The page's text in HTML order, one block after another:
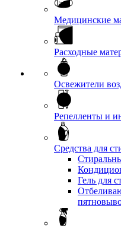
Медицинские
Расходные
Освежители
Репелленты и
Средства для
Гель для